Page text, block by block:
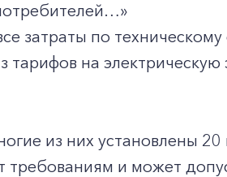
затраты по
на электрическую
из них установлены 20
требованиям и может